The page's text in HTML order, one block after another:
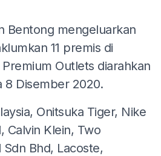
Bentong mengeluarkan
11 premis di
Outlets diarahkan
8 Disember 2020.
Onitsuka Tiger, Nike
Calvin Klein, Two
Bhd, Lacoste,